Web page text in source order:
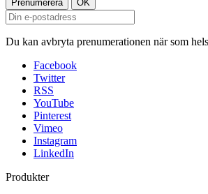
Du kan avbryta prenumerationen när som
Facebook
Twitter
RSS
YouTube
Pinterest
Vimeo
Instagram
LinkedIn
Produkter